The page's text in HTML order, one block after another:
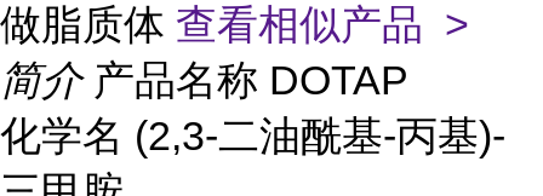
做脂质体 查看相似产品 >
简介 产品名称 DOTAP
化学名 (2,3-二油酰基-丙基)-